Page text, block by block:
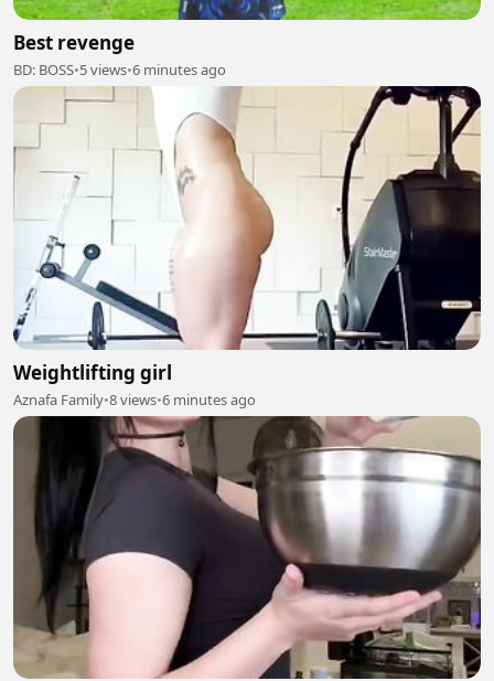
Best revenge
BD: BOSS•5 views•6 minutes ago
Weightlifting girl
Aznafa Family•8 views•6 minutes ago